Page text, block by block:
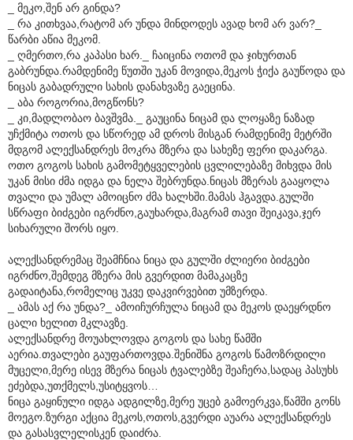
_ მეკო,შენ არ გინდა?
_ რა კითხვაა,რატომ არ უნდა მინდოდეს ავად ხომ არ ვარ?_
წარბი აწია მეკომ.
_ ღმერთო,რა კაპასი ხარ._ ჩაიცინა ოთომ და ჯიხურთან
გაბრუნდა.რამდენიმე წუთში უკან მოვიდა,მეკოს ჭიქა გაუწოდა და
ნიცას გაბადრული სახის დანახვაზე გაეცინა.
_ აბა როგორია,მოგწონს?
_ კი,მადლობაო ბავშვმა._ გაუცინა ნიცამ და ლოყაზე ნაზად
უჩქმიტა ოთოს და სწორედ ამ დროს მისგან რამდენიმე მეტრში
მდგომ ალექსანდრეს მოკრა მზერა და სახეზე ფერი დაკარგა.
ოთო გოგოს სახის გამომეტყველების ცვლილებაზე მიხვდა მის
უკან მისი ძმა იდგა და ნელა შებრუნდა.ნიცას მზერას გააყოლა
თვალი და უმალ ამოიცნო ძმა ხალხში.მამას ჰგავდა.გულში
სწრაფი ბიძგები იგრძნო,გაუხარდა,მაგრამ თავი შეიკავა,ჯერ
სიხარული შორს იყო.
ალექსანდრემაც შეამჩნია ნიცა და გულში ძლიერი ბიძგები
იგრძნო,შემდეგ მზერა მის გვერდით მამაკაცზე
გადაიტანა,რომელიც უკვე დაკვირვებით უმზერდა.
_ ამას აქ რა უნდა?_ ამოიჩურჩულა ნიცამ და მეკოს დაეყრდნო
ცალი ხელით მკლავზე.
ალექსანდრე მოუახლოვდა გოგოს და სახე წამში
აერია.თვალები გაუფართოვდა.შენიშნა გოგოს წამოზრდილი
მუცელი,მერე ისევ მზერა ნიცას ტვალებზე შეაჩერა,სადაც პასუხს
ეძებდა,უთქმელს,უსიტყვოს…
ნიცა გაყინული იდგა ადგილზე,მერე უცებ გამოერკვა,წამში გონს
მოეგო.ზურგი აქცია მეკოს,ოთოს,გვერდი აუარა ალექსანდრეს
და გასასვლელისკენ დაიძრა.